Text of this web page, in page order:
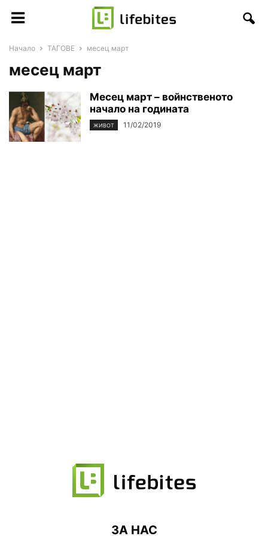
Начало ТАГОВЕ месец март
месец март
Месец март – войнственото
начало на годината
ЖИВОТ 11/02/2019
ЗА НАС